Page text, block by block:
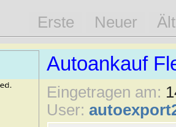
Erste Neuer
Autoankauf
Eingetragen am:
User: